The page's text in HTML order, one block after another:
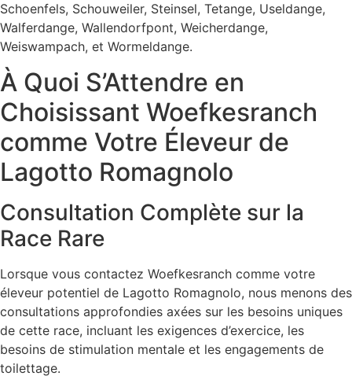
Schoenfels, Schouweiler, Steinsel, Tetange, Useldange,
Walferdange, Wallendorfpont, Weicherdange,
Weiswampach, et Wormeldange.
À Quoi S’Attendre en
Choisissant Woefkesranch
comme Votre Éleveur de
Lagotto Romagnolo
Consultation Complète sur la
Race Rare
Lorsque vous contactez Woefkesranch comme votre
éleveur potentiel de Lagotto Romagnolo, nous menons des
consultations approfondies axées sur les besoins uniques
de cette race, incluant les exigences d’exercice, les
besoins de stimulation mentale et les engagements de
toilettage.